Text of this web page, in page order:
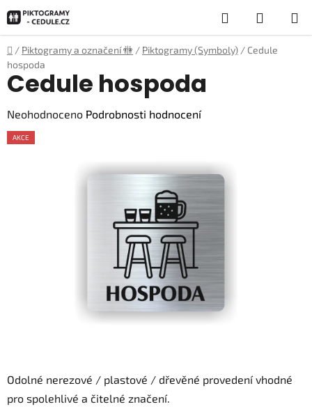
na
obsah
Hledat
KOŠÍK
Domů
/ Piktogramy a označení 🚻 / Piktogramy (Symboly) / Cedule
hospoda
Odolné nerezové / plastové / dřevěné provedení vhodné
pro spolehlivé a čitelné značení.
Cedule hospoda
Průměrné
hodnocení
Neohodnoceno Podrobnosti hodnocení
AKCE